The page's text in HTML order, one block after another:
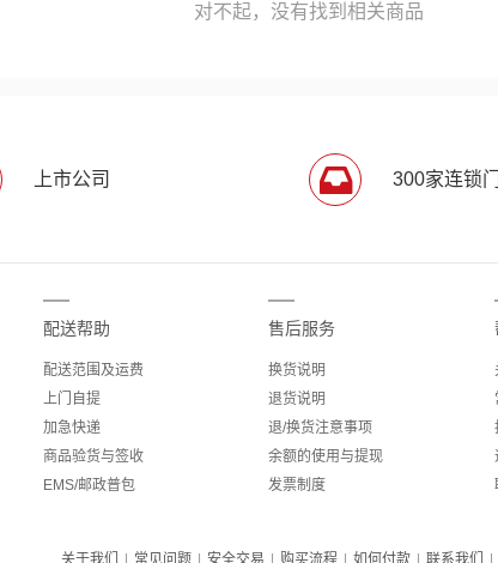
对不起，没有找到相关商品
上市公司 300家连锁
配送帮助
配送范围及运费
上门自提
加急快递
商品验货与签收
EMS/邮政普包
售后服务
换货说明
退货说明
退/换货注意事项
余额的使用与提现
发票制度
关于我们 常见问题 安全交易 购买流程 如何付款 联系我们